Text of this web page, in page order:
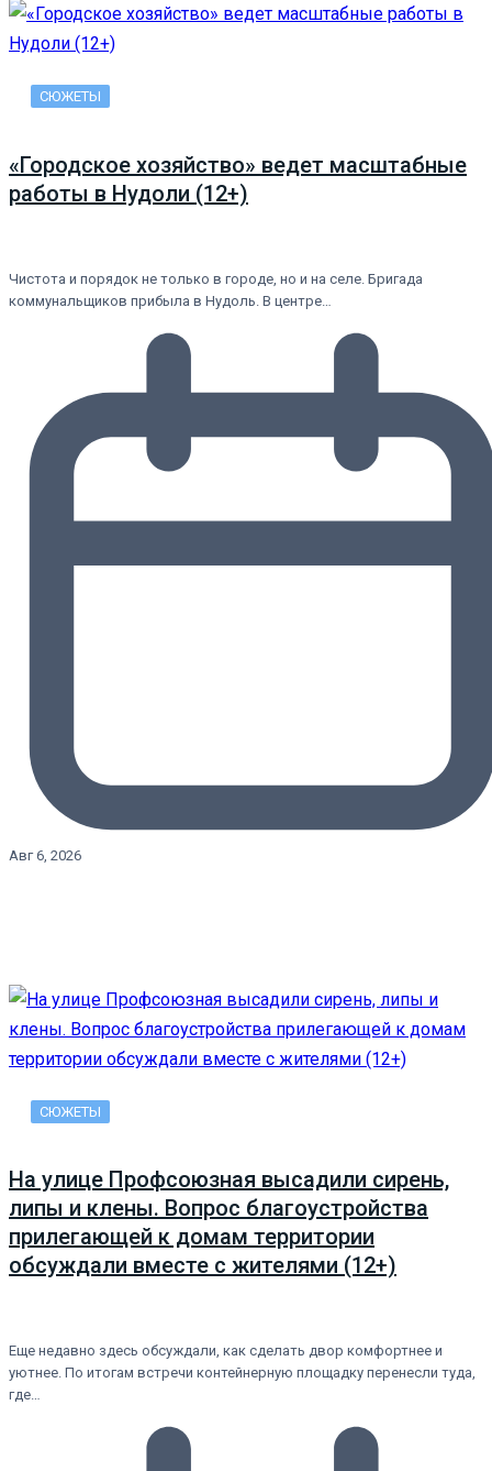
СЮЖЕТЫ
«Городское хозяйство» ведет масштабные
работы в Нудоли (12+)
Чистота и порядок не только в городе, но и на селе. Бригада
коммунальщиков прибыла в Нудоль. В центре…
Авг 6, 2026
СЮЖЕТЫ
На улице Профсоюзная высадили сирень,
липы и клены. Вопрос благоустройства
прилегающей к домам территории
обсуждали вместе с жителями (12+)
Еще недавно здесь обсуждали, как сделать двор комфортнее и
уютнее. По итогам встречи контейнерную площадку перенесли туда,
где…